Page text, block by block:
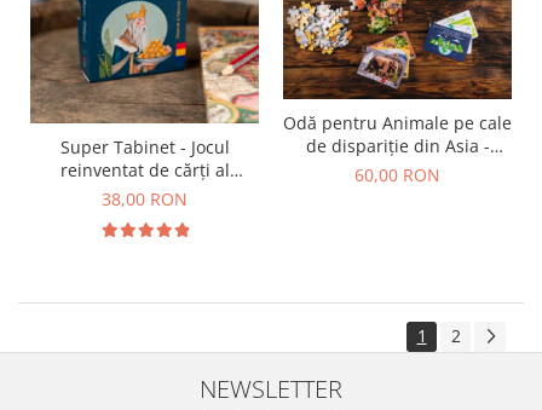
Super Tabinet - Jocul
reinventat de cărți al
copilăriei
38,00 RON
Odă pentru Animale pe cale
de dispariție din Asia -
Tigrul Siberian,
60,00 RON
1 2
NEWSLETTER